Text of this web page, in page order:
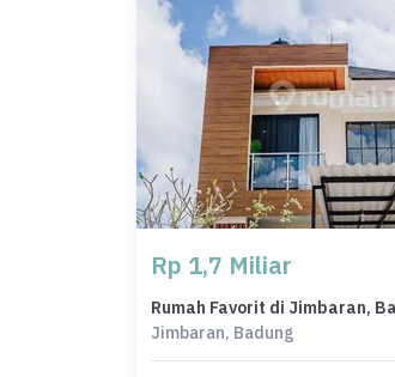
Rp 1,7 Miliar
Jimbaran, Badung